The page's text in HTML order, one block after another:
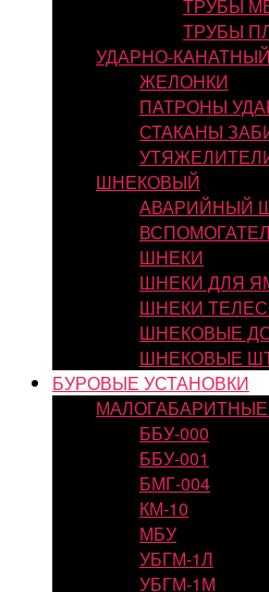
ТРУБЫ
ТРУБЫ
УДАРНО-КАНАТНЫЙ
ЖЕЛОНКИ
ПАТРОНЫ
СТАКАНЫ
ШНЕКОВЫЙ
АВАРИЙНЫЙ
ШНЕКИ
ШНЕКИ ДЛЯ
ШНЕКИ
ШНЕКОВЫЕ
ШНЕКОВЫЕ
БУРОВЫЕ УСТАНОВКИ
МАЛОГАБАРИТНЫЕ
ББУ-000
ББУ-001
БМГ-004
КМ-10
МБУ
УБГМ-1Л
УБГМ-1М